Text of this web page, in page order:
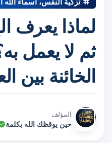
لماذا يعرف
ثم لا يعمل
الخائنة بين
المؤلف
حين يوقظك الله بكلمة